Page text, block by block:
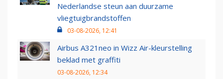
Nederlandse steun aan duurzame
vliegtuigbrandstoffen
03-08-2026, 12:41
Airbus A321neo in Wizz Air-kleurstelling
beklad met graffiti
03-08-2026, 12:34